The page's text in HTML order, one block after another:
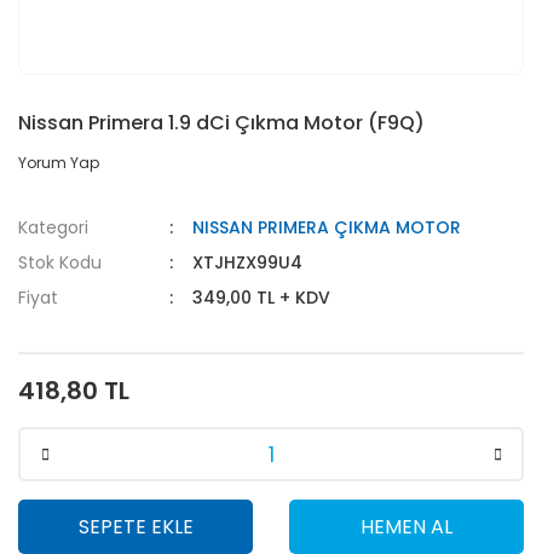
Nissan Primera 1.9 dCi Çıkma Motor (F9Q)
Yorum Yap
Kategori
NISSAN PRIMERA ÇIKMA MOTOR
Stok Kodu
XTJHZX99U4
Fiyat
349,00 TL + KDV
418,80 TL
SEPETE EKLE HEMEN AL